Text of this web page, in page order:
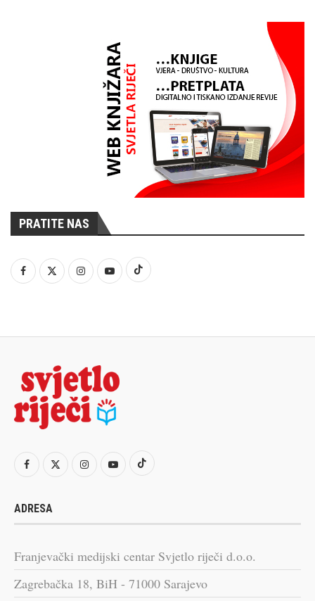
PRATITE NAS
ADRESA
Franjevački medijski centar Svjetlo riječi d.o.o.
Zagrebačka 18, BiH - 71000 Sarajevo